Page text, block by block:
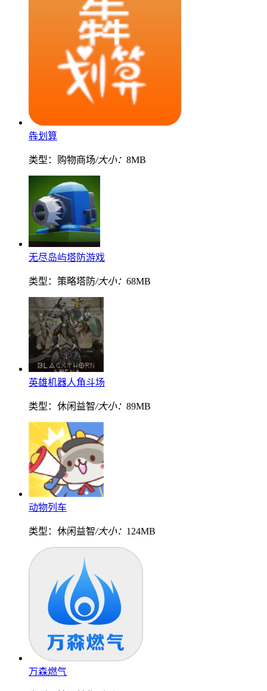
犇划算
类型：购物商场/大小： 8MB
无尽岛屿塔防游戏
类型：策略塔防/大小： 68MB
英雄机器人角斗场
类型：休闲益智/大小： 89MB
动物列车
类型：休闲益智/大小： 124MB
万森燃气